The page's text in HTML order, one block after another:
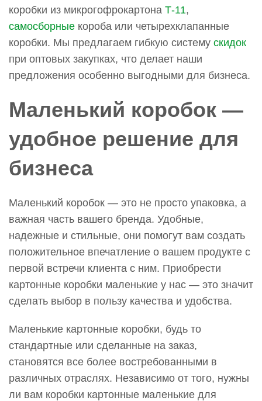
коробки из микрогофрокартона Т-11,
самосборные короба или четырехклапанные
коробки. Мы предлагаем гибкую систему скидок
при оптовых закупках, что делает наши
предложения особенно выгодными для бизнеса.
Маленький коробок —
удобное решение для
бизнеса
Маленький коробок — это не просто упаковка, а
важная часть вашего бренда. Удобные,
надежные и стильные, они помогут вам создать
положительное впечатление о вашем продукте с
первой встречи клиента с ним. Приобрести
картонные коробки маленькие у нас — это значит
сделать выбор в пользу качества и удобства.
Маленькие картонные коробки, будь то
стандартные или сделанные на заказ,
становятся все более востребованными в
различных отраслях. Независимо от того, нужны
ли вам коробки картонные маленькие для